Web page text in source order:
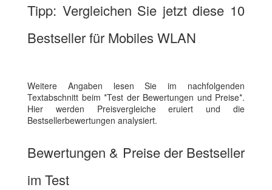
Tipp: Vergleichen Sie jetzt diese 10
Bestseller für Mobiles WLAN
Weitere Angaben lesen Sie im nachfolgenden
Textabschnitt beim *Test der Bewertungen und Preise*.
Hier werden Preisvergleiche eruiert und die
Bestsellerbewertungen analysiert.
Bewertungen & Preise der Bestseller
im Test